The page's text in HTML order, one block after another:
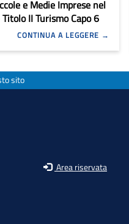
e Medie Imprese nel
II Turismo Capo 6
CONTINUA A LEGGERE
sito
Area riservata